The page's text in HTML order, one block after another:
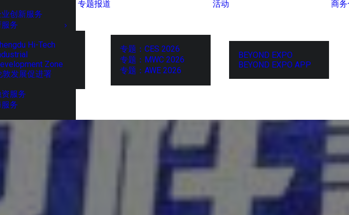
创新服务
务
Hi-Tech
Zone
敦发展促进署
服务
务
专题报道
专题：CES 2026
专题：MWC 2026
专题：AWE 2026
活动
BEYOND EXPO
BEYOND EXPO APP
商